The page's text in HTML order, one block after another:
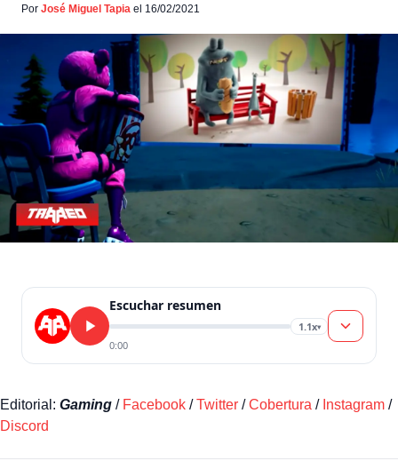
Games ya ha presenciado varios eventos únicos
del entretenimiento, con […]
Por José Miguel Tapia el 16/02/2021
Escuchar resumen
1.1x▾
0:00
Editorial: Gaming / Facebook /Twitter /Cobertura / Instagram /
Discord